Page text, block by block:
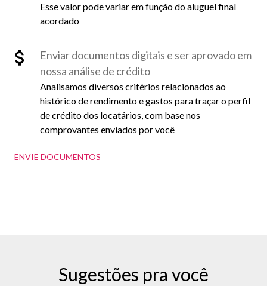
Esse valor pode variar em função do aluguel final
acordado
Enviar documentos digitais e ser aprovado em
nossa análise de crédito
Analisamos diversos critérios relacionados ao
histórico de rendimento e gastos para traçar o perfil
de crédito dos locatários, com base nos
comprovantes enviados por você
ENVIE DOCUMENTOS
Sugestões pra você